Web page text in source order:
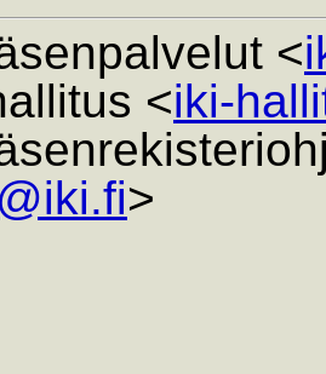
<
<iki-
>